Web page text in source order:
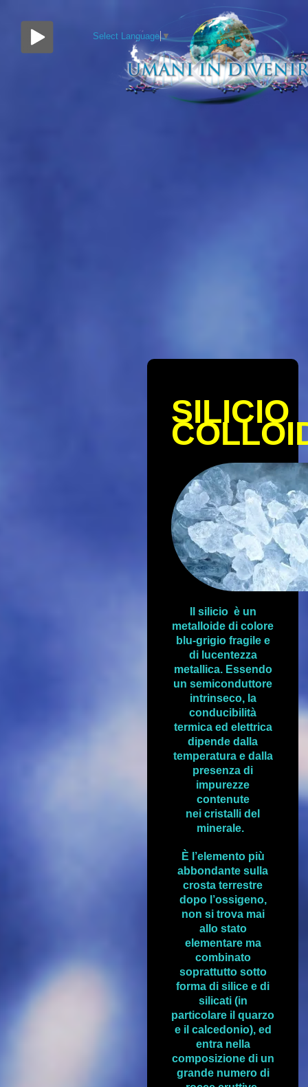
Select Language ▼
SILICIO
Il silicio è un
metalloide di colore
blu-grigio fragile e
di lucentezza
metallica. Essendo
un semiconduttore
intrinseco, la
conducibilità
termica ed elettrica
dipende dalla
temperatura e dalla
presenza di
impurezze
contenute
nei cristalli del
minerale.
È l’elemento più
abbondante sulla
crosta terrestre
dopo l’ossigeno,
non si trova mai
allo stato
elementare ma
combinato
soprattutto sotto
forma di silice e di
silicati (in
particolare il quarzo
e il calcedonio), ed
entra nella
composizione di un
grande numero di